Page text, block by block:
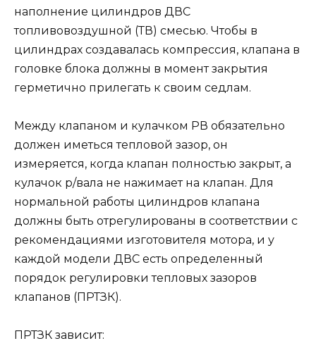
наполнение цилиндров ДВС
топливовоздушной (ТВ) смесью. Чтобы в
цилиндрах создавалась компрессия, клапана в
головке блока должны в момент закрытия
герметично прилегать к своим седлам.
Между клапаном и кулачком РВ обязательно
должен иметься тепловой зазор, он
измеряется, когда клапан полностью закрыт, а
кулачок р/вала не нажимает на клапан. Для
нормальной работы цилиндров клапана
должны быть отрегулированы в соответствии с
рекомендациями изготовителя мотора, и у
каждой модели ДВС есть определенный
порядок регулировки тепловых зазоров
клапанов (ПРТЗК).
ПРТЗК зависит: